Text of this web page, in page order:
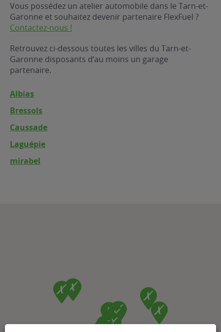
de mon
Vous possédez un atelier automobile dans le Tarn-et-
Garonne et souhaitez devenir partenaire FlexFuel ?
Contactez-nous !
Retrouvez ci-dessous toutes les villes du Tarn-et-
Garonne disposants d’au moins un garage
partenaire.
Albias
Bressols
Caussade
Laguépie
mirabel